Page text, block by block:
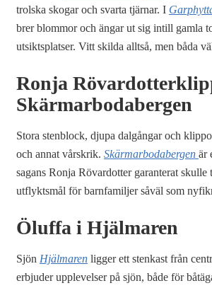
trolska skogar och svarta tjärnar. I
brer blommor och ängar ut sig intill gamla
utsiktsplatser. Vitt skilda alltså, men båda
Ronja
Skärmarbodabergen
Stora stenblock, djupa dalgångar och
och annat vårskrik. Skärmarbodabergen är
sagans Ronja Rövardotter garanterat
utflyktsmål för barnfamiljer såväl som
Öluffa i Hjälmaren
Sjön Hjälmaren ligger ett stenkast från
erbjuder upplevelser på sjön, både för